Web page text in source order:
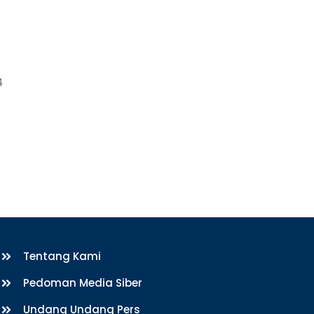
Tentang Kami
Pedoman Media Siber
Undang Undang Pers